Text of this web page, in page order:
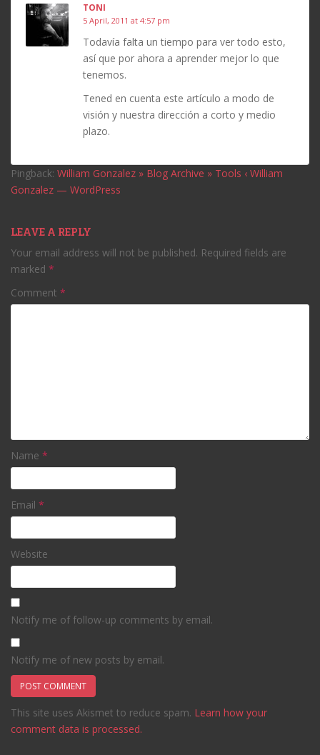
TONI
5 April, 2011 at 4:57 pm
Todavía falta un tiempo para ver todo esto,
así que por ahora a aprender mejor lo que
tenemos.
Tened en cuenta este artículo a modo de
visión y nuestra dirección a corto y medio
plazo.
Pingback: William Gonzalez » Blog Archive » Tools ‹ William
Gonzalez — WordPress
LEAVE A REPLY
Your email address will not be published. Required fields are
marked *
Comment *
Name *
Email *
Website
Notify me of follow-up comments by email.
Notify me of new posts by email.
This site uses Akismet to reduce spam. Learn how your
comment data is processed.